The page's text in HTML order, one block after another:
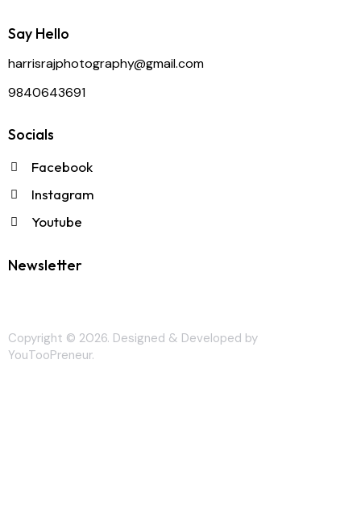
Say Hello
harrisrajphotography@gmail.com
9840643691
Socials
Facebook
Instagram
Youtube
Newsletter
Copyright © 2026. Designed & Developed by
YouTooPreneur.